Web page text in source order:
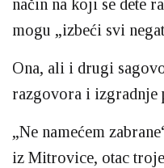
način na koji se dete
mogu „izbeći svi
Ona, ali i drugi
razgovora i izgradnje
„Ne namećem
iz Mitrovice, otac